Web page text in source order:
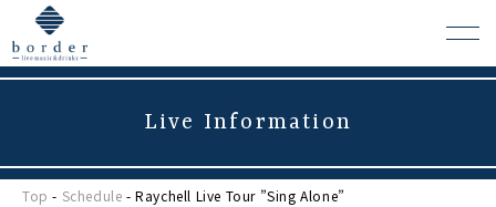
よくある質問
Live Information
Top - Schedule - Raychell Live Tour ”Sing Alone”